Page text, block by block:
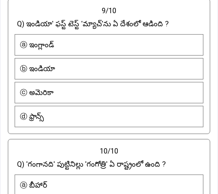
9/10
Q) ఇండియా' ఫస్ట్ టెస్ట్ 'మ్యాచ్'ను ఏ దేశంలో ఆడింది ?
ⓐ ఇంగ్లాండ్
ⓑ ఇండియా
ⓒ అమెరికా
ⓓ ఫ్రాన్స్
10/10
Q) 'గంగానది' పుట్టినిల్లు 'గంగోత్రి' ఏ రాష్ట్రంలో ఉంది ?
ⓐ బీహార్